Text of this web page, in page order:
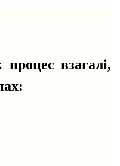
процес взагалі,